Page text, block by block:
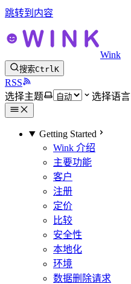
跳转到内容
Wink
搜索CtrlK
RSS
选择主题
选择语言
Getting Started
Wink 介绍
主要功能
客户
注册
定价
比较
安全性
本地化
环境
数据删除请求